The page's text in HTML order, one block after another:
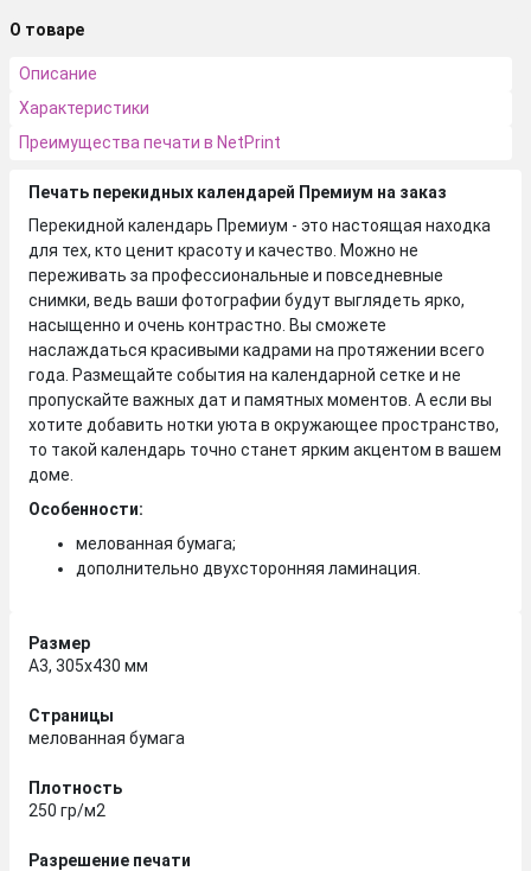
О товаре
Описание
Характеристики
Преимущества печати в NetPrint
Печать перекидных календарей Премиум на заказ
Перекидной календарь Премиум - это настоящая находка
для тех, кто ценит красоту и качество. Можно не
переживать за профессиональные и повседневные
снимки, ведь ваши фотографии будут выглядеть ярко,
насыщенно и очень контрастно. Вы сможете
наслаждаться красивыми кадрами на протяжении всего
года. Размещайте события на календарной сетке и не
пропускайте важных дат и памятных моментов. А если вы
хотите добавить нотки уюта в окружающее пространство,
то такой календарь точно станет ярким акцентом в вашем
доме.
Особенности:
мелованная бумага;
дополнительно двухсторонняя ламинация.
Размер
А3, 305х430 мм
Страницы
мелованная бумага
Плотность
250 гр/м2
Разрешение печати